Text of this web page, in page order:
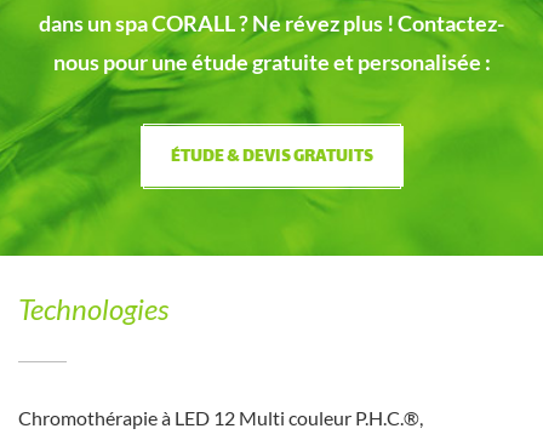
dans un spa CORALL ?Ne révez plus ! Contactez-
nous pour une étude gratuite et personalisée :
ÉTUDE & DEVIS GRATUITS
Technologies
Chromothérapie à LED 12 Multi couleur P.H.C.®,